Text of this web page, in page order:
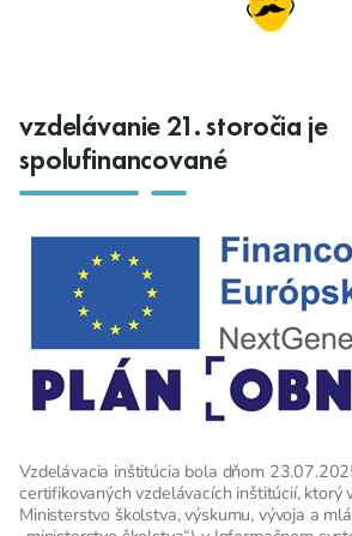
vzdelávanie 21. storočia je
spolufinancované
Vzdelávacia inštitúcia bola dňom
certifikovaných vzdelávacích inštitúcií, ktorý
Ministerstvo školstva, výskumu, vývoja a